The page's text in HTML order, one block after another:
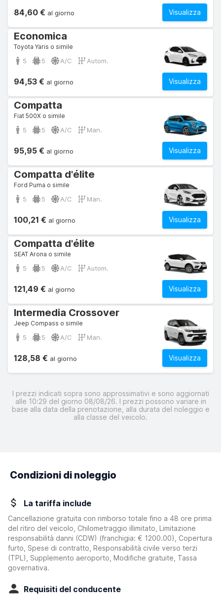
Visualizza
84,60 € al giorno
Economica
Toyota Yaris o simile
5 5 A/C Autom.
Visualizza
94,53 € al giorno
Compatta
Fiat 500X o simile
5 5 A/C Man.
Visualizza
95,95 € al giorno
Compatta d'élite
Ford Puma o simile
5 5 A/C Man.
Visualizza
100,21 € al giorno
Compatta d'élite
SEAT Arona o simile
5 5 A/C Autom.
Visualizza
121,49 € al giorno
Intermedia Crossover
Jeep Compass o simile
5 5 A/C Man.
Visualizza
128,58 € al giorno
I prezzi indicati sopra sono approssimativi e sono aggiornati
alle 10:29 del giorno 08/08/26. I prezzi possono variare in
base alla data della prenotazione, alla durata del noleggio e
alla classe del veicolo.
Condizioni di noleggio
La tariffa include
Cancellazione gratuita con rimborso totale fino a 48 ore prima
del ritiro del veicolo, Chilometraggio illimitato, Limitazione
responsabilità danni (CDW) (franchigia: € 1200.00)
, Copertura
furto, Spese di contratto, Responsabilità civile verso terzi
(TPL), Supplemento aeroporto, Modifiche gratuite, Tassa
governativa.
Requisiti del conducente